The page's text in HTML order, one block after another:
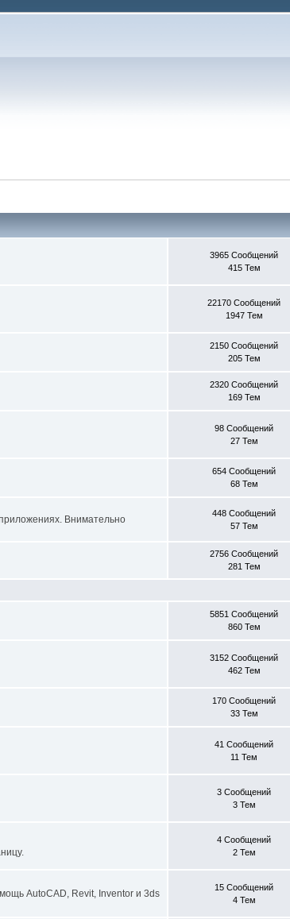
3965 Сообщений
415 Тем
22170 Сообщений
1947 Тем
2150 Сообщений
205 Тем
2320 Сообщений
169 Тем
98 Сообщений
27 Тем
654 Сообщений
68 Тем
Внимательно
448 Сообщений
57 Тем
2756 Сообщений
281 Тем
5851 Сообщений
860 Тем
3152 Сообщений
462 Тем
170 Сообщений
33 Тем
41 Сообщений
11 Тем
3 Сообщений
3 Тем
4 Сообщений
2 Тем
AutoCAD, Revit, Inventor и 3ds
15 Сообщений
4 Тем